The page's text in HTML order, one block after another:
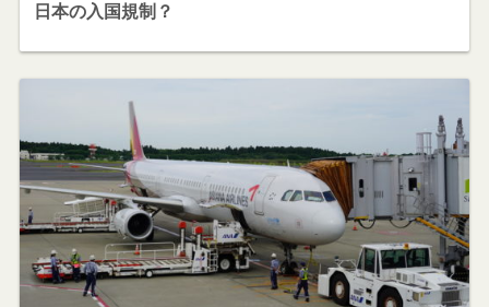
日本の入国規制？